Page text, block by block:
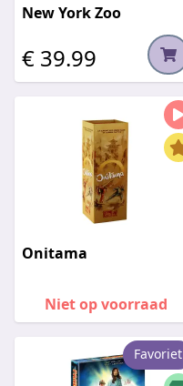
New York Zoo
€ 39.99
Onitama
Niet op voorraad
Favoriet